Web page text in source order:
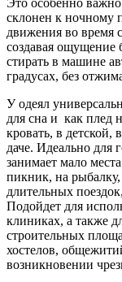
склонен к ночному
движения во время
создавая ощущение
стирать в машине
градусах, без
У одеял
для сна и как плед
кровать, в детской,
даче. Идеально для
занимает мало
пикник, на
длительных
Подойдет для
клиниках, а также
строительных
хостелов,
возникновении